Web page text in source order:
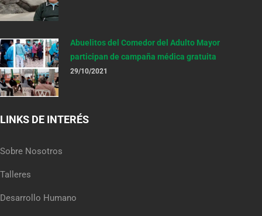
Abuelitos del Comedor del Adulto Mayor
participan de campaña médica gratuita
29/10/2021
LINKS DE INTERÉS
Sobre Nosotros
Talleres
Desarrollo Humano